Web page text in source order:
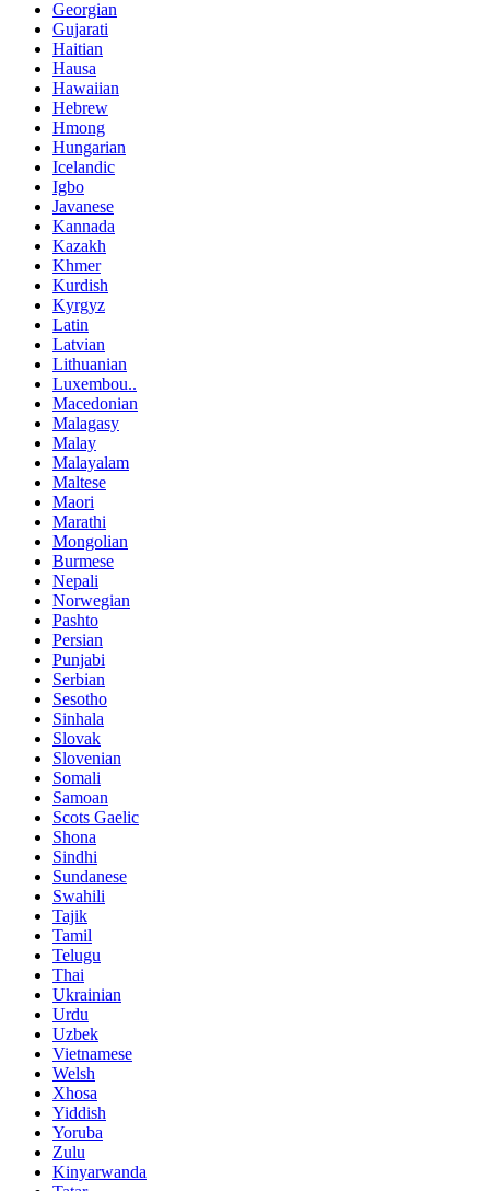
Georgian
Gujarati
Haitian
Hausa
Hawaiian
Hebrew
Hmong
Hungarian
Icelandic
Igbo
Javanese
Kannada
Kazakh
Khmer
Kurdish
Kyrgyz
Latin
Latvian
Lithuanian
Luxembou..
Macedonian
Malagasy
Malay
Malayalam
Maltese
Maori
Marathi
Mongolian
Burmese
Nepali
Norwegian
Pashto
Persian
Punjabi
Serbian
Sesotho
Sinhala
Slovak
Slovenian
Somali
Samoan
Scots Gaelic
Shona
Sindhi
Sundanese
Swahili
Tajik
Tamil
Telugu
Thai
Ukrainian
Urdu
Uzbek
Vietnamese
Welsh
Xhosa
Yiddish
Yoruba
Zulu
Kinyarwanda